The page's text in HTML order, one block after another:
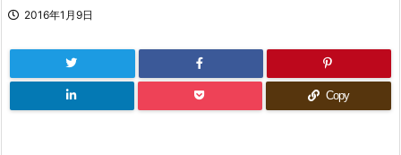
2016年1月9日
Copy